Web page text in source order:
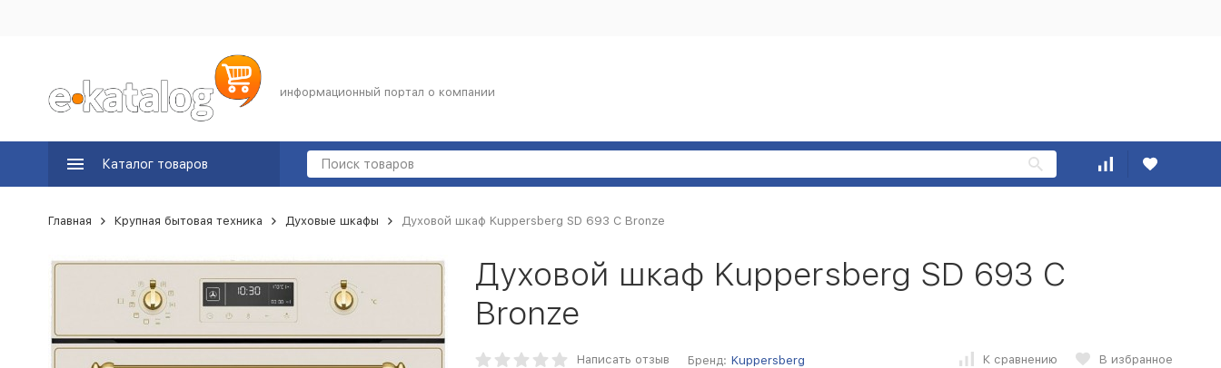
информационный портал о компании
Каталог товаров
Главная Крупная бытовая техника Духовые шкафы Духовой шкаф Kuppersberg SD 693 C Bronze
Духовой шкаф Kuppersberg SD 693 C
Bronze
Написать отзыв Бренд: Kuppersberg К сравнению В избранное